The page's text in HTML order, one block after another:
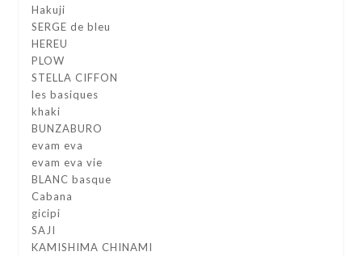
Hakuji
SERGE de bleu
HEREU
PLOW
STELLA CIFFON
les basiques
khaki
BUNZABURO
evam eva
evam eva vie
BLANC basque
Cabana
gicipi
SAJI
KAMISHIMA CHINAMI